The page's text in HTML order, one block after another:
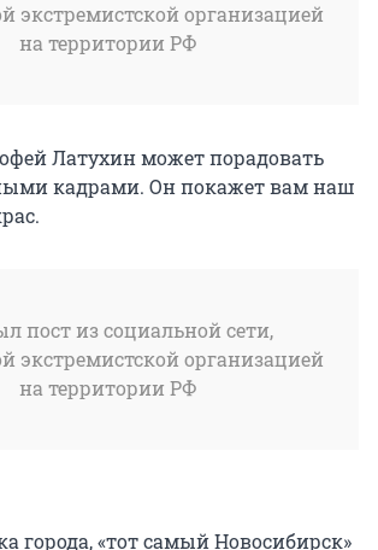
экстремистской организацией
на территории РФ
Латухин может порадовать
кадрами. Он покажет вам наш
пост из социальной сети,
экстремистской организацией
на территории РФ
города, «тот самый Новосибирск»